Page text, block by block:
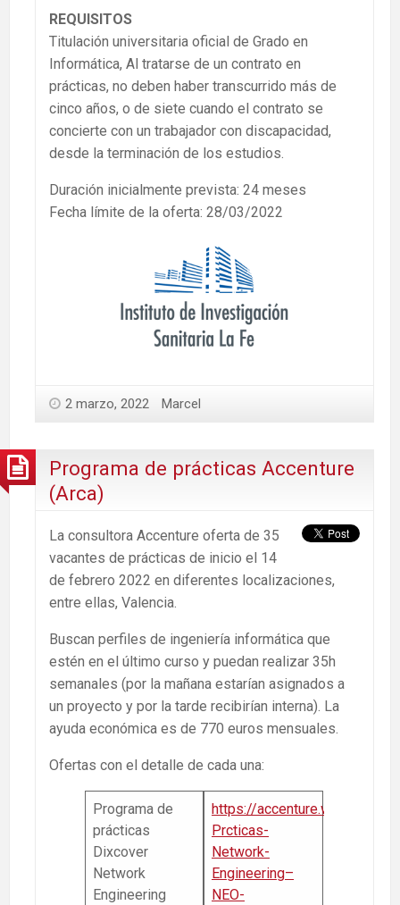
REQUISITOS
Titulación universitaria oficial de Grado en
Informática, Al tratarse de un contrato en
prácticas, no deben haber transcurrido más de
cinco años, o de siete cuando el contrato se
concierte con un trabajador con discapacidad,
desde la terminación de los estudios.
Duración inicialmente prevista: 24 meses
Fecha límite de la oferta: 28/03/2022
2 marzo, 2022 Marcel
Programa de prácticas Accenture
(Arca)
La consultora Accenture oferta de 35
vacantes de prácticas de inicio el 14
de febrero 2022 en diferentes localizaciones,
entre ellas, Valencia.
Buscan perfiles de ingeniería informática que
estén en el último curso y puedan realizar 35h
semanales (por la mañana estarían asignados a
un proyecto y por la tarde recibirían interna). La
ayuda económica es de 770 euros mensuales.
Ofertas con el detalle de cada una:
Programa de
prácticas
Dixcover
Network
Engineering
https://
Prcticas-
Network-
Engineering–
NEO-